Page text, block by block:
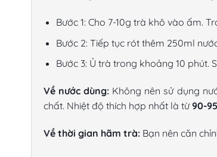
Bước 1: Cho 7-10g trà khô vào ấm.
Bước 2: Tiếp tục rót thêm 250ml
Bước 3: Ủ trà trong khoảng 10 phút.
Về nước dùng: Không nên sử dụng
chất. Nhiệt độ thích hợp nhất là từ90-
Về thời gian hãm trà: Bạn nên căn